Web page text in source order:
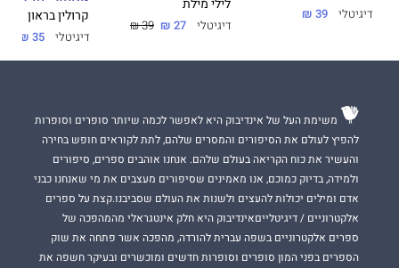
דמויות מצודדות שקל להזדהות איתן.
דיגיטלי 39 ₪
לילי מילת
דיגיטלי 27 ₪
39 ₪
קרולין בראון
דיגיטלי 35 ₪
משימת העל של אינדיבוק היא לאפשר לכמה שיותר סופרים וסופרות
להפיץ לעולם את הסיפורים והמסרים שלהם, לתת לקוראים חופש בחירה
והעשיר את כוח הקריאה בעולם שלהם. אנחנו אוהבים ספרים, סיפורים
ולמידה, בדיוק כמוכם, אנו מאמינים שסיפורים מעצבים את מי שאנחנו כבני
אדם ומילים יכולות להעצים ולשנות את העולם שסביבנו.קצת על ספרים
אלקטרוניים / דיגיטלייםאינדיבוק היא חלק אינטגראלי מהמהפכה של
ספרים אלקטרוניים בשפה עברית להורדה, מהפכה אשר פתחה את שוק
הספרים בפני המון סופרים וסופרות חדשים ומוכשרים ובעיקר חשפה את